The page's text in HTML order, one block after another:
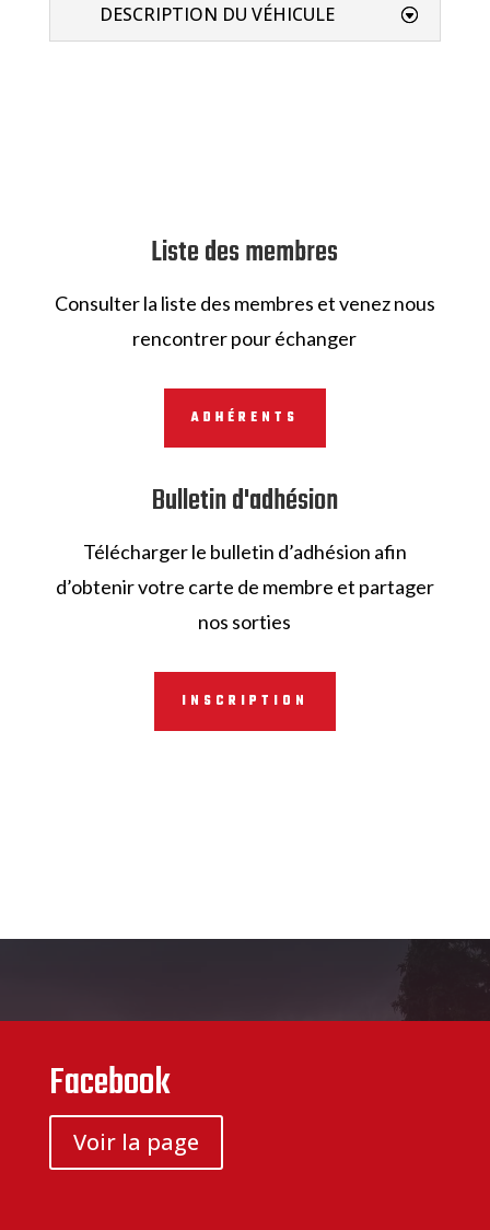
DESCRIPTION DU VÉHICULE
Liste des membres
Consulter la liste des membres et venez nous
rencontrer pour échanger
ADHÉRENTS
Bulletin d'adhésion
Télécharger le bulletin d’adhésion afin
d’obtenir votre carte de membre et partager
nos sorties
INSCRIPTION
Facebook
Voir la page